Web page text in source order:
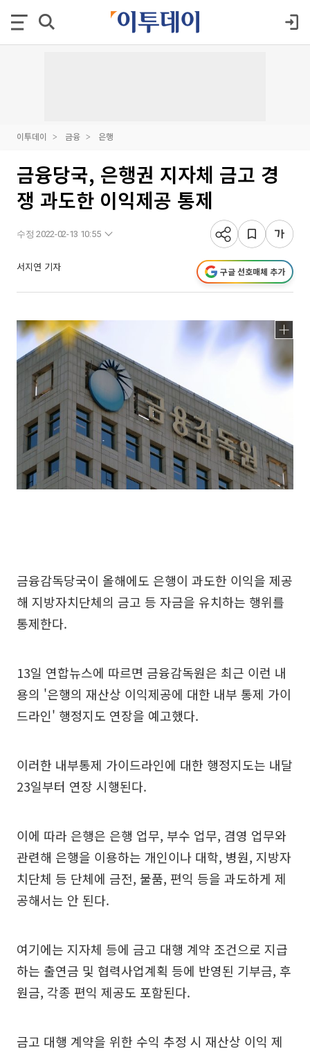
이투데이 금융 은행
금융당국, 은행권 지자체 금고 경
쟁 과도한 이익제공 통제
수정 2022-02-13 10:55
서지연 기자 구글 선호매체 추가
금융감독당국이 올해에도 은행이 과도한 이익을 제공
해 지방자치단체의 금고 등 자금을 유치하는 행위를
통제한다.
13일 연합뉴스에 따르면 금융감독원은 최근 이런 내
용의 '은행의 재산상 이익제공에 대한 내부 통제 가이
드라인' 행정지도 연장을 예고했다.
이러한 내부통제 가이드라인에 대한 행정지도는 내달
23일부터 연장 시행된다.
이에 따라 은행은 은행 업무, 부수 업무, 겸영 업무와
관련해 은행을 이용하는 개인이나 대학, 병원, 지방자
치단체 등 단체에 금전, 물품, 편익 등을 과도하게 제
공해서는 안 된다.
여기에는 지자체 등에 금고 대행 계약 조건으로 지급
하는 출연금 및 협력사업계획 등에 반영된 기부금, 후
원금, 각종 편익 제공도 포함된다.
금고 대행 계약을 위한 수익 추정 시 재산상 이익 제